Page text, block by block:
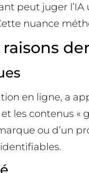
peut juger
nuance
en ligne, a
les contenus
ou d’un